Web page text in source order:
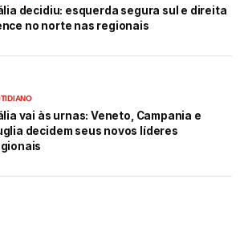
decidiu: esquerda segura sul e direita
no norte nas regionais
vai às urnas: Veneto, Campania e
decidem seus novos líderes